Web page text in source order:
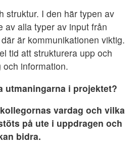
struktur. I den här typen av
av alla typer av input från
är kommunikationen viktig.
tid att strukturera upp och
information.
utmaningarna i projektet?
vardag och vilka
på ute i uppdragen och
bidra.